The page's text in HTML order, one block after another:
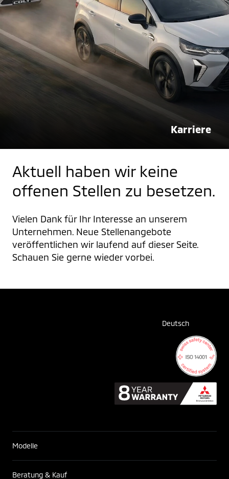
Karriere
Aktuell haben wir keine
offenen Stellen zu besetzen.
Vielen Dank für Ihr Interesse an unserem
Unternehmen. Neue Stellenangebote
veröffentlichen wir laufend auf dieser Seite.
Schauen Sie gerne wieder vorbei.
Deutsch
Modelle
Beratung & Kauf